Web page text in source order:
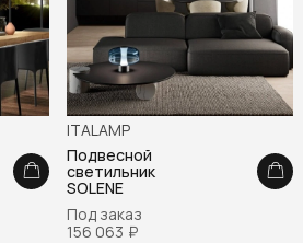
ITALAMP
Подвесной
светильник
SOLENE
Под заказ
156 063 ₽